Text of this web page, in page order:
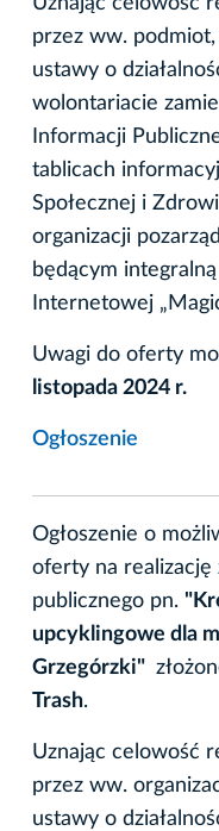
przez ww.
ustawy o
wolontariacie
Informacji
tablicach
Społecznej i
organizacji
będącym
Internetowej
Uwagi do oferty
listopada 2024 r.
Ogłoszenie
Ogłoszenie o
oferty na realizację
publicznego pn.
upcyklingowe dla
Grzegórzki"
Trash.
Uznając celowość
przez ww.
ustawy o